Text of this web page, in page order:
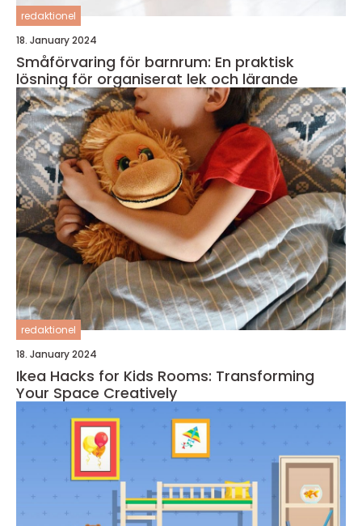
redaktionel
18. January 2024
Småförvaring för barnrum: En praktisk
lösning för organiserat lek och lärande
redaktionel
18. January 2024
Ikea Hacks for Kids Rooms: Transforming
Your Space Creatively